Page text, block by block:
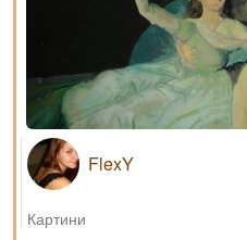
FlexY
Картини